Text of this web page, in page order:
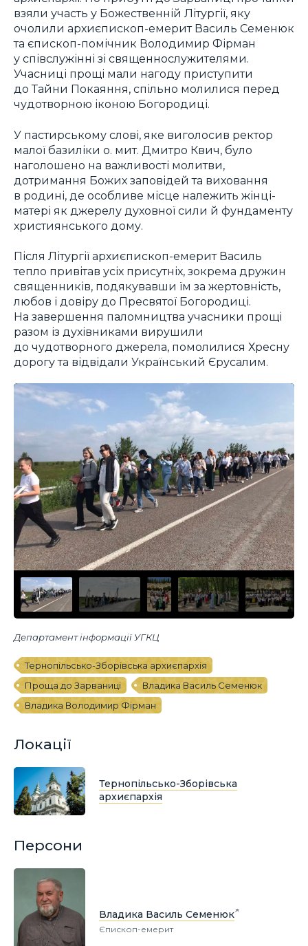
взяли участь у Божественній Літургії, яку
очолили архиєпископ-емерит Василь Семенюк
та єпископ-помічник Володимир Фірман
у співслужінні зі священнослужителями.
Учасниці прощі мали нагоду приступити
до Тайни Покаяння, спільно молилися перед
чудотворною іконою Богородиці.
У пастирському слові, яке виголосив ректор
малої базиліки о. мит. Дмитро Квич, було
наголошено на важливості молитви,
дотримання Божих заповідей та виховання
в родині, де особливе місце належить жінці-
матері як джерелу духовної сили й фундаменту
християнського дому.
Після Літургії архиєпископ-емерит Василь
тепло привітав усіх присутніх, зокрема дружин
священників, подякувавши їм за жертовність,
любов і довіру до Пресвятої Богородиці.
На завершення паломництва учасники прощі
разом із духівниками вирушили
до чудотворного джерела, помолилися Хресну
дорогу та відвідали Український Єрусалим.
Департамент інформації УГКЦ
Тернопільсько-Зборівська архиєпархія
Проща до Зарваниці
Владика Василь Семенюк
Владика Володимир Фірман
Локації
Тернопільсько-Зборівська
архиєпархія
Персони
Владика Василь Семенюк
Єпископ-емерит